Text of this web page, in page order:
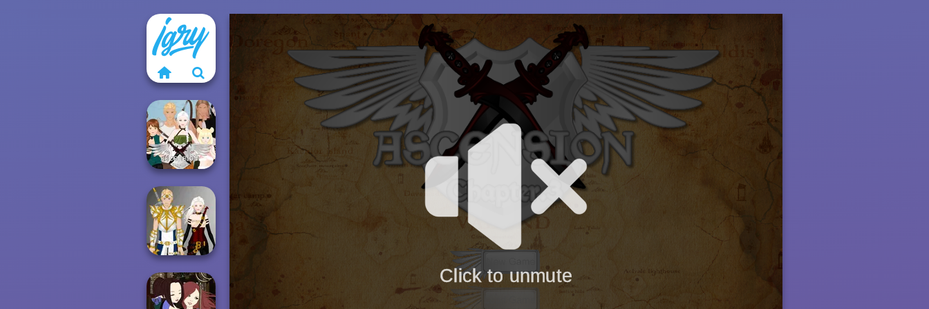
Ascension
Chapter 2
Ascension